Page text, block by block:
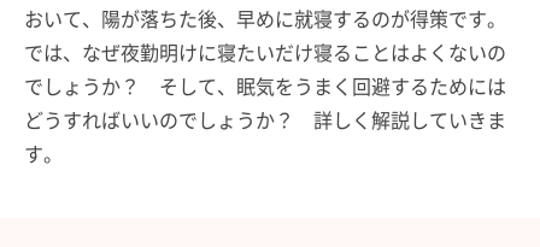
おいて、陽が落ちた後、早めに就寝するのが得策です。
では、なぜ夜勤明けに寝たいだけ寝ることはよくないの
でしょうか？ そして、眠気をうまく回避するためには
どうすればいいのでしょうか？ 詳しく解説していきま
す。